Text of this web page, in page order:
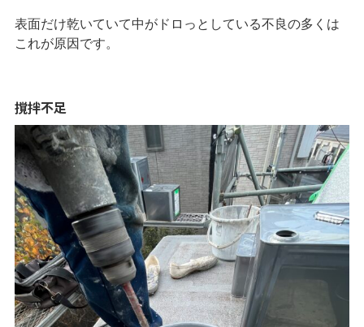
表面だけ乾いていて中がドロっとしている不良の多くは
これが原因です。
撹拌不足